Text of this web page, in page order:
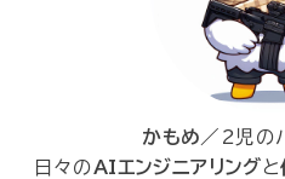
かもめ／2児の
日々のAIエンジニアリングと